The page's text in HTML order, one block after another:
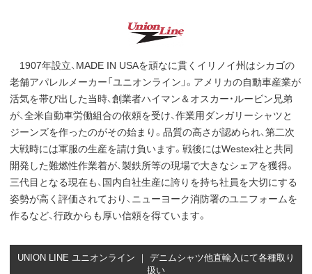
1907年設立、MADE IN USAを頑なに貫くイリノイ州はシカゴの
老舗アパレルメーカー「ユニオンライン」。アメリカの自動車産業が
活気を帯び出した当時、創業者ハイマン＆オスカー・ルービン兄弟
が、全米自動車労働組合の依頼を受け、作業用ダンガリーシャツと
ジーンズを作ったのがその始まり。品質の高さが認められ、第二次
大戦時には軍服の生産を請け負います。戦後にはWestex社と共同
開発した難燃性作業着が、製鉄所等の現場で大きなシェアを獲得。
三代目となる現在も、国内自社生産に誇りを持ち社員を大切にする
姿勢が高く評価されており、ニューヨーク消防署のユニフォームを
作るなど、行政からも厚い信頼を得ています。
UNION LINE ユニオンライン ｜ デニムシャツ他直輸入にて各種取り
扱い